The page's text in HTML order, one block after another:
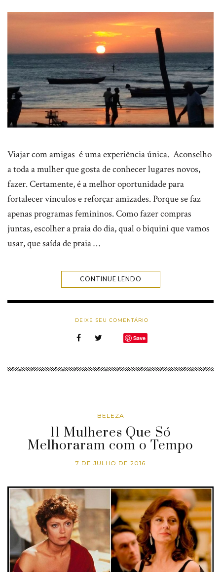
Viajar com amigas é uma experiência única. Aconselho
a toda a mulher que gosta de conhecer lugares novos,
fazer. Certamente, é a melhor oportunidade para
fortalecer vínculos e reforçar amizades. Porque se faz
apenas programas femininos. Como fazer compras
juntas, escolher a praia do dia, qual o biquini que vamos
usar, que saída de praia …
CONTINUE LENDO
DEIXE SEU COMENTÁRIO
Save
BELEZA
11 Mulheres Que Só
Melhoraram com o Tempo
7 DE JULHO DE 2016